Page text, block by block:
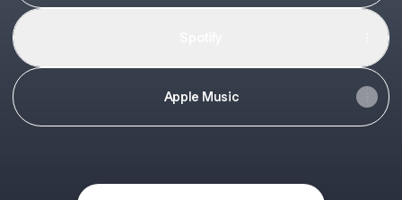
Apple Music